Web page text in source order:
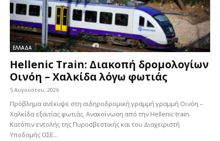
ΕΛΛΑΔΑ
Hellenic Train: Διακοπή δρομολογίων
Οινόη – Χαλκίδα λόγω φωτιάς
5 Αυγούστου, 2026
Πρόβλημα ανέκυψε στη σιδηροδρομική γραμμή γραμμή Οινόη –
Χαλκίδα εξαιτίας φωτιάς. Ανακοίνωση από την Hellenic train.
Κατόπιν εντολής της Πυροσβεστικής και του Διαχειριστή
Υποδομής ΟΣΕ...